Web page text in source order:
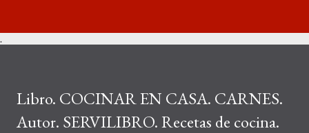
.
Libro. COCINAR EN CASA. CARNES.
Autor. SERVILIBRO. Recetas de cocina.